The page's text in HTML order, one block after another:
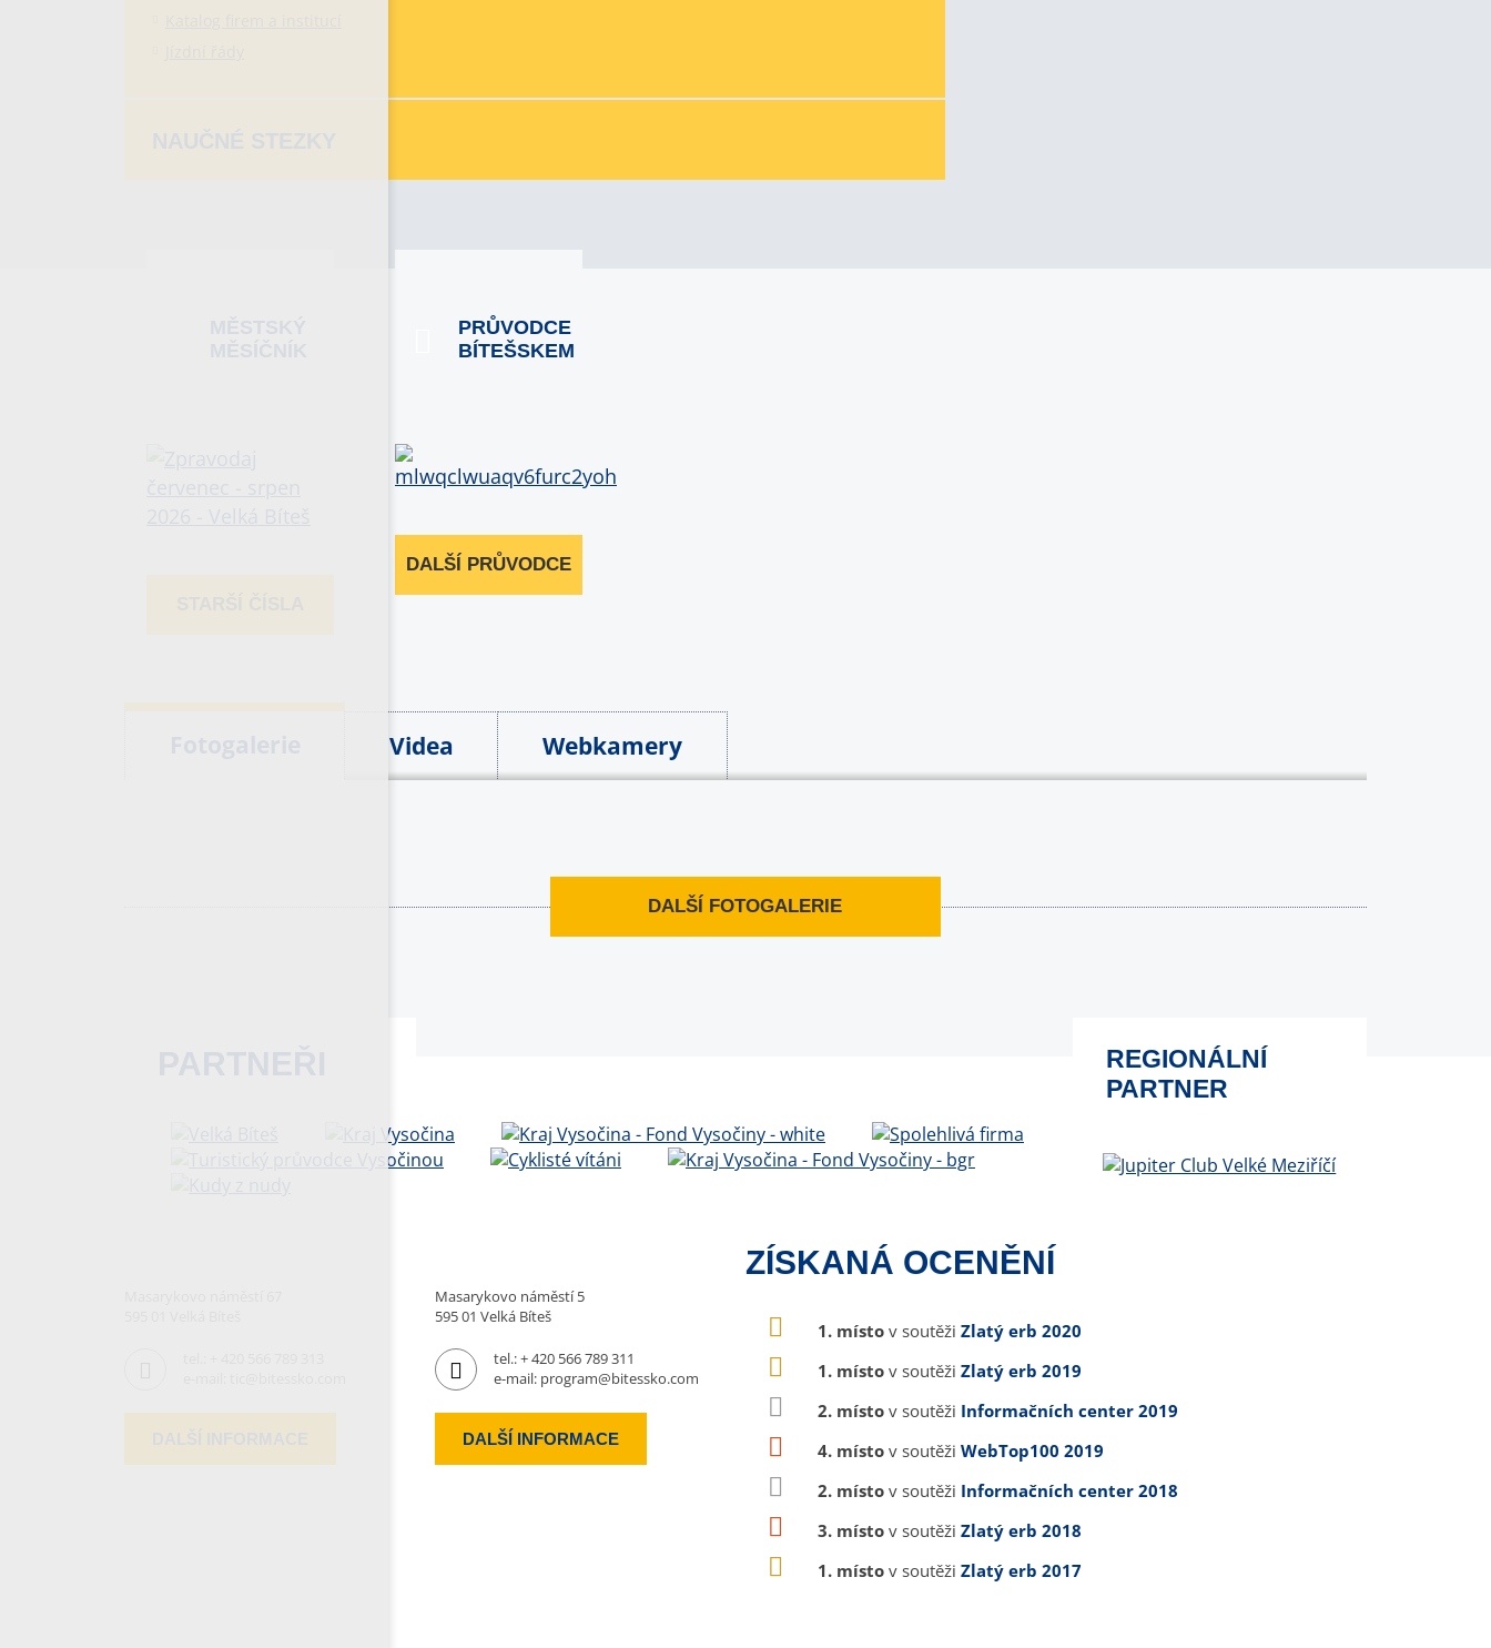
PRŮVODCE
BÍTEŠSKEM
DALŠÍ PRŮVODCE
Videa Webkamery
DALŠÍ FOTOGALERIE
REGIONÁLNÍ
PARTNER
Masarykovo náměstí 5
595 01 Velká Bíteš
tel.:+ 420 566 789 311
e-mail: program@bitessko.com
DALŠÍ INFORMACE
ZÍSKANÁ OCENĚNÍ
1. místo v soutěži Zlatý erb 2020
1. místo v soutěži Zlatý erb 2019
2. místo v soutěži Informačních center 2019
4. místo v soutěži WebTop100 2019
2. místo v soutěži Informačních center 2018
3. místo v soutěži Zlatý erb 2018
1. místo v soutěži Zlatý erb 2017